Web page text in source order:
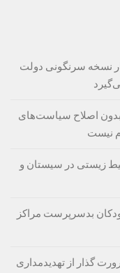
نسخه سرنگونی دولت
بدون اصلاح سیاست‌های
نیست
زیستی در سیستان و
اعلام شد؛ ۲۷ درصد کودکان بدسرپرست مراکز
گذار از تهدیدمداری